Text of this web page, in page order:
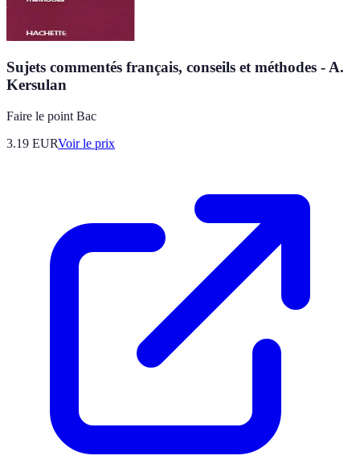
Sujets commentés français, conseils et méthodes - A.
Kersulan
Faire le point Bac
3.19 EURVoir le prix